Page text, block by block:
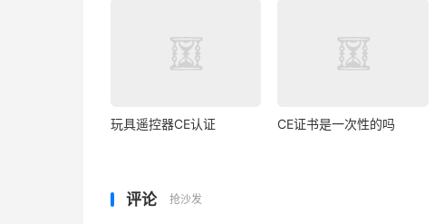
玩具遥控器CE认证 CE证书是一次性的吗
评论 抢沙发